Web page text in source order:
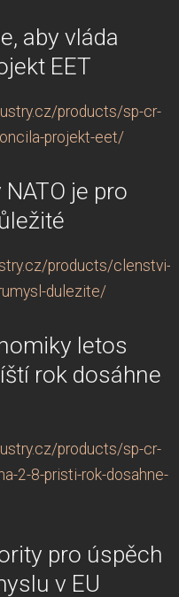
aby vláda
EET
products/sp-cr-
projekt-eet/
je pro
products/clenstvi-
dulezite/
letos
rok dosáhne
products/sp-cr-
2-8-pristi-rok-dosahne-
pro úspěch
v EU